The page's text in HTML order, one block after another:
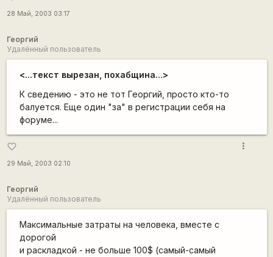
28 Май, 2003 03:17
Георгий
Удалённый пользователь
<...текст вырезан, похабщина...>
К сведению - это не тот Георгий, просто кто-то
балуется. Еще один "за" в регистрации себя на
форуме...
favorite_border
29 Май, 2003 02:10
more_vert
Георгий
Удалённый пользователь
Максимальные затраты на человека, вместе с
дорогой
и раскладкой - не больше 100$ (самый-самый